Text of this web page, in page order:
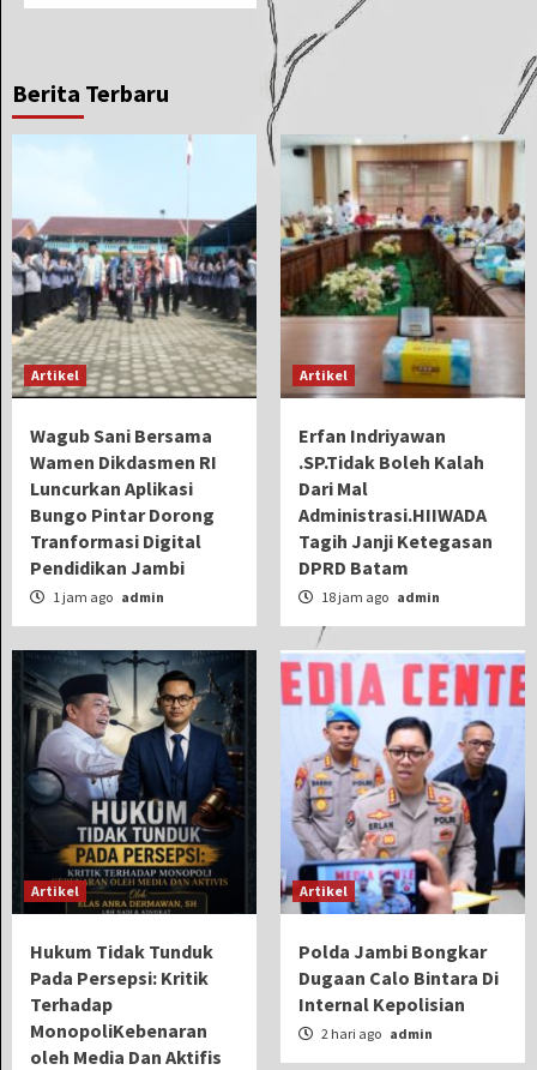
Berita Terbaru
Artikel
Wagub Sani Bersama
Wamen Dikdasmen RI
Luncurkan Aplikasi
Bungo Pintar Dorong
Tranformasi Digital
Pendidikan Jambi
1 jam ago admin
Artikel
Erfan Indriyawan
.SP.Tidak Boleh Kalah
Dari Mal
Administrasi.HIIWADA
Tagih Janji Ketegasan
DPRD Batam
18 jam ago admin
Artikel
Hukum Tidak Tunduk
Pada Persepsi: Kritik
Terhadap
MonopoliKebenaran
oleh Media Dan Aktifis
Artikel
Polda Jambi Bongkar
Dugaan Calo Bintara Di
Internal Kepolisian
2 hari ago admin